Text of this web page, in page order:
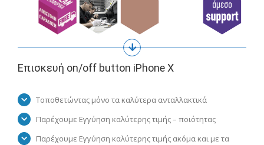
Επισκευή on/off button iPhone X
Τοποθετώντας μόνο τα καλύτερα ανταλλακτικά
Παρέχουμε Εγγύηση καλύτερης τιμής – ποιότητας
Παρέχουμε Εγγύηση καλύτερης τιμής ακόμα και με τα